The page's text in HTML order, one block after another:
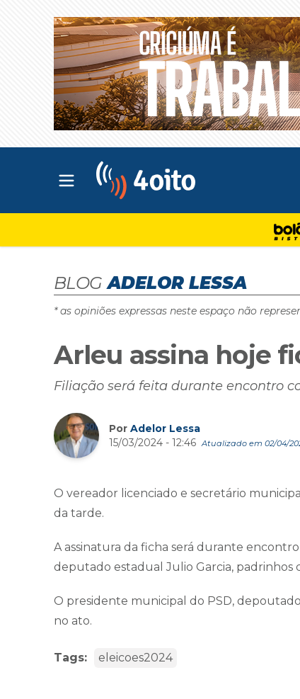
Abrir menu principal
BLOG ADELOR LESSA
* as opiniões expressas neste espaço não
Arleu assina hoje
Filiação será feita durante encontro
Por Adelor Lessa
15/03/2024 - 12:46 Atualizado em 02/04/
O vereador licenciado e secretário
da tarde.
A assinatura da ficha será durante
deputado estadual Julio Garcia,
O presidente municipal do PSD,
no ato.
Tags: eleicoes2024